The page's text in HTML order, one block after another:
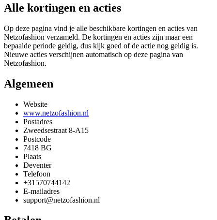
Alle kortingen en acties
Op deze pagina vind je alle beschikbare kortingen en acties van
Netzofashion verzameld. De kortingen en acties zijn maar een
bepaalde periode geldig, dus kijk goed of de actie nog geldig is.
Nieuwe acties verschijnen automatisch op deze pagina van
Netzofashion.
Algemeen
Website
www.netzofashion.nl
Postadres
Zweedsestraat 8-A15
Postcode
7418 BG
Plaats
Deventer
Telefoon
+31570744142
E-mailadres
support@netzofashion.nl